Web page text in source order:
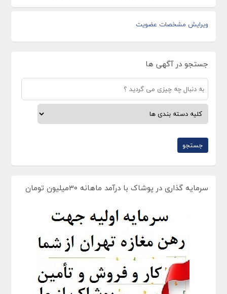
ویرایش مشخصات عضویت
جستجو در آگهی ها
سرمایه گذاری در پوشاک با درآمد ماهانه 30میلیون تومان